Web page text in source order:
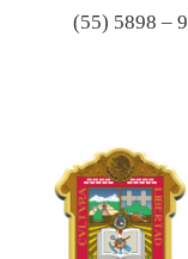
(55) 5898 –